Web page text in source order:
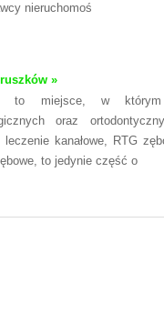
nieruchomoś
»
to miejsce, w którym
oraz
leczenie kanałowe, RTG
to jedynie część o